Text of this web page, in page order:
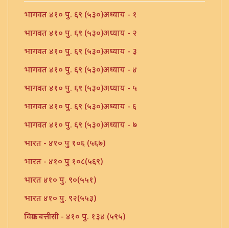
भागवत ४१० पु. ६९ (५३०)अध्याय - १
भागवत ४१० पु. ६९ (५३०)अध्याय - २
भागवत ४१० पु. ६९ (५३०)अध्याय - ३
भागवत ४१० पु. ६९ (५३०)अध्याय - ४
भागवत ४१० पु. ६९ (५३०)अध्याय - ५
भागवत ४१० पु. ६९ (५३०)अध्याय - ६
भागवत ४१० पु. ६९ (५३०)अध्याय - ७
भारत - ४१० पु १०६ (५६७)
भारत - ४१० पु १०८(५६९)
भारत ४१० पु. ९०(५५१)
भारत ४१० पु. ९२(५५३)
विक्रम बत्तीसी - ४१० पु. १३४ (५९५)